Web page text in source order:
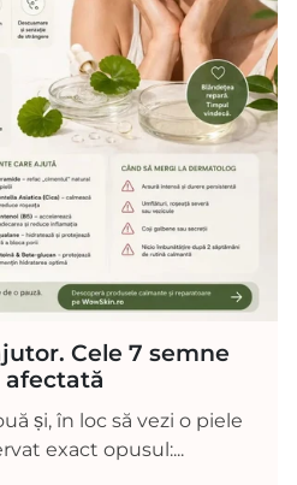
Cele 7 semne
afectată
și, în loc să vezi o piele
exact opusul:...